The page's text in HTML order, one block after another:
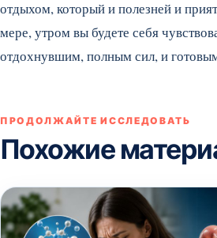
отдыхом, который и полезней и
мере, утром вы будете себя
отдохнувшим, полным сил, и
ПРОДОЛЖАЙТЕ ИССЛЕДОВАТЬ
Похожие